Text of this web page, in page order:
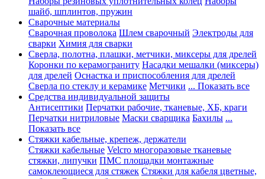
шайб, шплинтов, пружин
Сварочные материалы
Сварочная проволока Шлем сварочный Электроды для
сварки Химия для сварки
Сверла, полотна, плашки, метчики, миксеры для дрелей
Коронки по керамограниту Насадки мешалки (миксеры)
для дрелей Оснастка и приспособления для дрелей
Сверла по стеклу и керамике Метчики ... Показать все
Средства индивидуальной защиты
Антисептики Перчатки рабочие, тканевые, ХБ, краги
Перчатки нитриловые Маски сварщика Бахилы ...
Показать все
Стяжки кабельные, крепеж, держатели
Стяжки кабельные Velcro многоразовые тканевые
стяжки, липучки ПМС площадки монтажные
самоклеющиеся для стяжек Стяжки для кабеля цветные,